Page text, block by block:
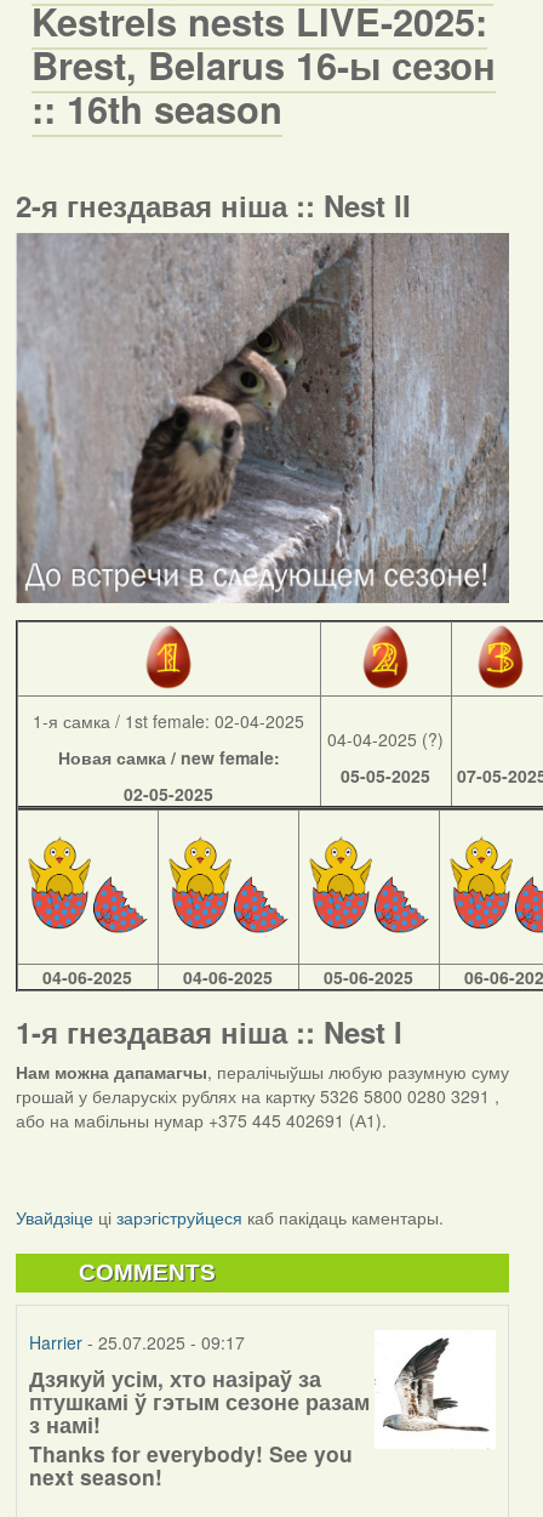
Kestrels nests LIVE-2025:
Brest, Belarus 16-ы сезон
:: 16th season
2-я гнездавая ніша :: Nest II
1-я самка / 1st female: 02-04-2025
Новая самка / new female:
02-05-2025
04-04-2025 (?)
05-05-2025
07-05-
04-06-2025 04-06-2025 05-06-2025 06-06-
1-я гнездавая ніша :: Nest I
Нам можна дапамагчы, пералічыўшы любую разумную суму
грошай у беларускіх рублях на картку 5326 5800 0280 3291 ,
або на мабільны нумар +375 445 402691 (А1).
Увайдзіцеці зарэгіструйцеся каб пакідаць каментары.
COMMENTS
Harrier- 25.07.2025 - 09:17
Дзякуй усім, хто назіраў за
птушкамі ў гэтым сезоне разам
з намі!
Thanks for everybody! See you
next season!